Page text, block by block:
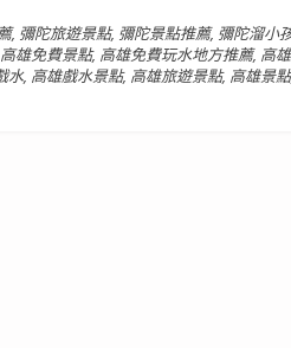
, 彌陀旅遊景點, 彌陀景點推薦, 彌陀溜小
高雄免費景點, 高雄免費玩水地方推薦, 高
水, 高雄戲水景點, 高雄旅遊景點, 高雄景點